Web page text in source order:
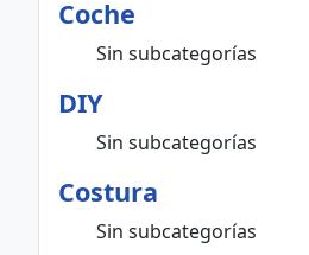
Coche
Sin subcategorías
DIY
Sin subcategorías
Costura
Sin subcategorías